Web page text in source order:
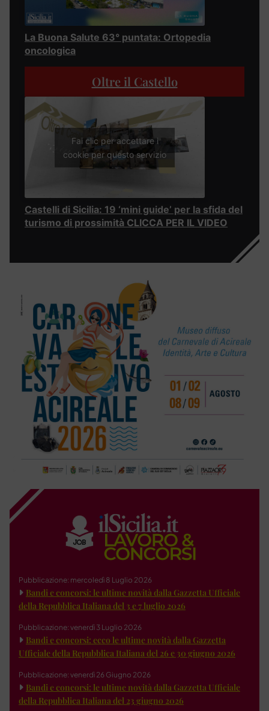
La Buona Salute 63° puntata: Ortopedia
oncologica
Oltre il Castello
Fai clic per accettare i
cookie per questo servizio
Castelli di Sicilia: 19 ‘mini guide’ per la sfida del
turismo di prossimità CLICCA PER IL VIDEO
Pubblicazione: mercoledì 8 Luglio 2026
Bandi e concorsi: le ultime novità dalla Gazzetta Ufficiale
della Repubblica Italiana del 3 e 7 luglio 2026
Pubblicazione: venerdì 3 Luglio 2026
Bandi e concorsi: ecco le ultime novità dalla Gazzetta
Ufficiale della Repubblica Italiana del 26 e 30 giugno 2026
Pubblicazione: venerdì 26 Giugno 2026
Bandi e concorsi: le ultime novità dalla Gazzetta Ufficiale
della Repubblica Italiana del 23 giugno 2026